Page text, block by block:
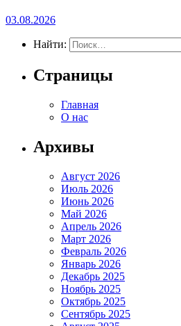
03.08.2026
Найти:
Страницы
Главная
О нас
Архивы
Август 2026
Июль 2026
Июнь 2026
Май 2026
Апрель 2026
Март 2026
Февраль 2026
Январь 2026
Декабрь 2025
Ноябрь 2025
Октябрь 2025
Сентябрь 2025